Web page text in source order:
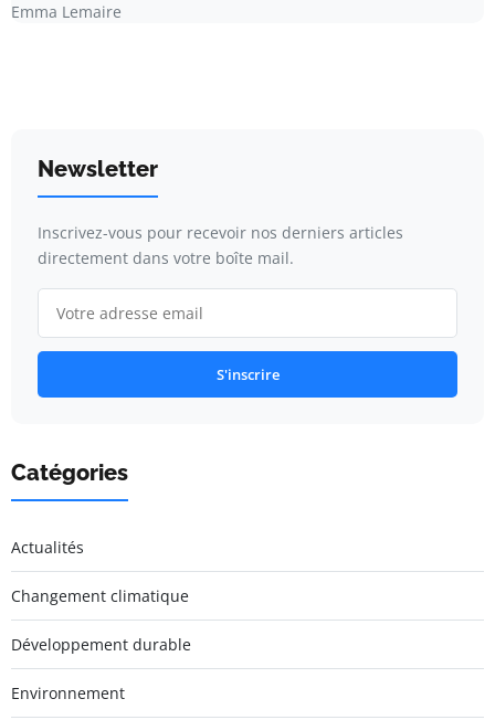
Emma Lemaire
Newsletter
Inscrivez-vous pour recevoir nos derniers articles
directement dans votre boîte mail.
S'inscrire
Catégories
Actualités
Changement climatique
Développement durable
Environnement